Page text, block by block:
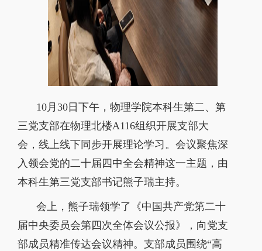
10 月30日下午，物理学院本科生第二、第
三党支部在物理北楼A116组织开展支部大
会，线上线下同步开展理论学习。会议聚焦深
入领会党的二十届四中全会精神这一主题，由
本科生第三党支部书记熊子瑞主持。
会上，熊子瑞领学了《中国共产党第二十
届中央委员会第四次全体会议公报》，向党支
部成员精准传达会议精神。支部成员围绕“高